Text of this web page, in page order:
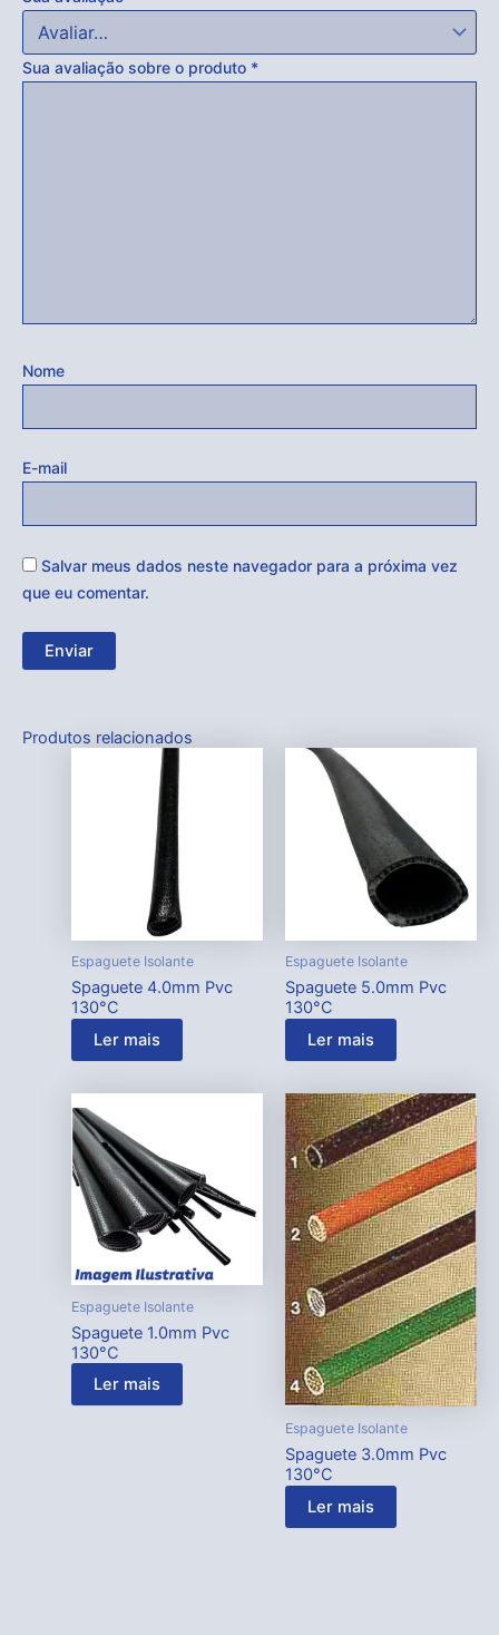
Sua avaliação sobre o produto *
Nome
E-mail
Salvar meus dados neste navegador para a próxima vez
que eu comentar.
Produtos relacionados
Espaguete Isolante
Spaguete 4.0mm Pvc
130°C
Ler mais
Espaguete Isolante
Spaguete 5.0mm Pvc
130°C
Ler mais
Espaguete Isolante
Spaguete 1.0mm Pvc
130°C
Ler mais
Espaguete Isolante
Spaguete 3.0mm Pvc
130°C
Ler mais